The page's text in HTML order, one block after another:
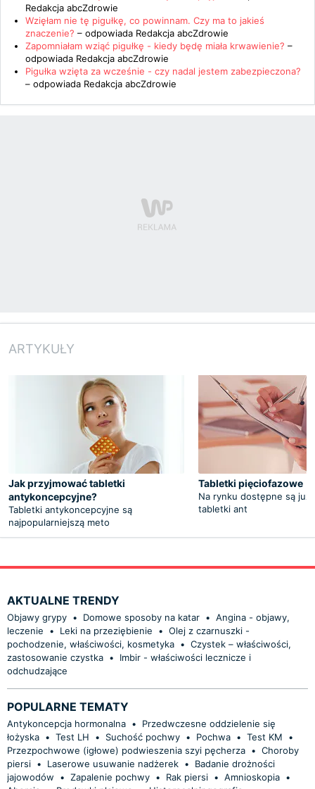
Redakcja abcZdrowie
Wzięłam nie tę pigułkę, co powinnam. Czy ma to jakieś
znaczenie? – odpowiada Redakcja abcZdrowie
Zapomniałam wziąć pigułkę - kiedy będę miała krwawienie? –
odpowiada Redakcja abcZdrowie
Pigułka wzięta za wcześnie - czy nadal jestem zabezpieczona?
– odpowiada Redakcja abcZdrowie
ARTYKUŁY
Jak przyjmować tabletki
antykoncepcyjne?
Tabletki antykoncepcyjne są
najpopularniejszą meto
Tabletki pięciofazowe
Na rynku dostępne są już
tabletki ant
AKTUALNE TRENDY
Objawy grypy • Domowe sposoby na katar • Angina - objawy,
leczenie
• Leki na przeziębienie • Olej z czarnuszki -
pochodzenie, właściwości, kosmetyka • Czystek – właściwości,
zastosowanie czystka •
Imbir - właściwości lecznicze i
odchudzające
POPULARNE TEMATY
Antykoncepcja hormonalna •
Przedwczesne oddzielenie się
łożyska • Test LH • Suchość pochwy • Pochwa • Test KM
•
Przezpochwowe (igłowe) podwieszenia szyi pęcherza • Choroby
piersi • Laserowe usuwanie nadżerek •
Badanie drożności
jajowodów
• Zapalenie pochwy • Rak piersi • Amnioskopia •